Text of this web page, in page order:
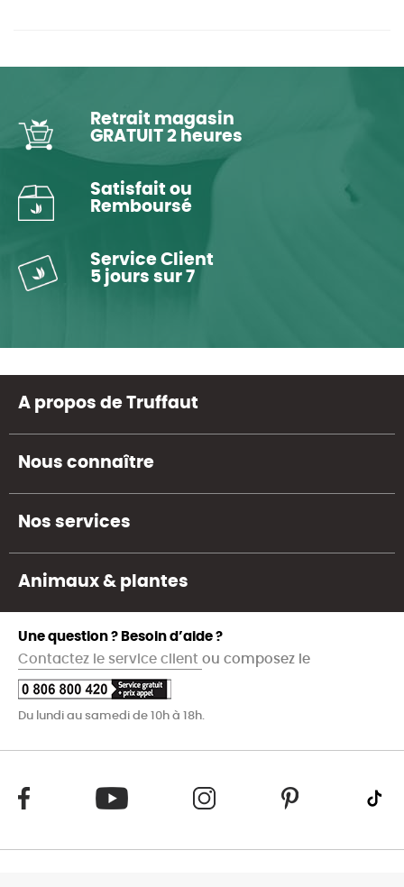
Retrait magasin
GRATUIT 2 heures
Satisfait ou
Remboursé
Service Client
5 jours sur 7
A propos de Truffaut
Nous connaître
Nos services
Animaux & plantes
Une question ? Besoin d’aide ?
Contactez le service client ou composez le
Du lundi au samedi de 10h à 18h.